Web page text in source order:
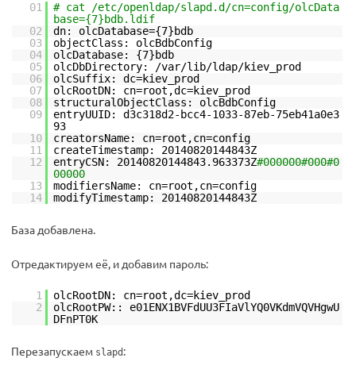
01
# cat /etc/openldap/slapd.d/cn=config/olcData
base={7}bdb.ldif
02
dn: olcDatabase={7}bdb
03
objectClass: olcBdbConfig
04
olcDatabase: {7}bdb
05
olcDbDirectory: /var/lib/ldap/kiev_prod
06
olcSuffix: dc=kiev_prod
07
olcRootDN: cn=root,dc=kiev_prod
08
structuralObjectClass: olcBdbConfig
09
entryUUID: d3c318d2-bcc4-1033-87eb-75eb41a0e3
93
10
creatorsName: cn=root,cn=config
11
createTimestamp: 20140820144843Z
12
entryCSN: 20140820144843.963373Z#000000#000#0
00000
13
modifiersName: cn=root,cn=config
14
modifyTimestamp: 20140820144843Z
База добавлена.
Отредактируем её, и добавим пароль:
1
olcRootDN: cn=root,dc=kiev_prod
2
olcRootPW:: e01ENX1BVFdUU3FIaVlYQ0VKdmVQVHgwU
DFnPT0K
Перезапускаем slapd :